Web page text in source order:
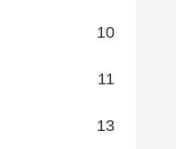
10
11
13